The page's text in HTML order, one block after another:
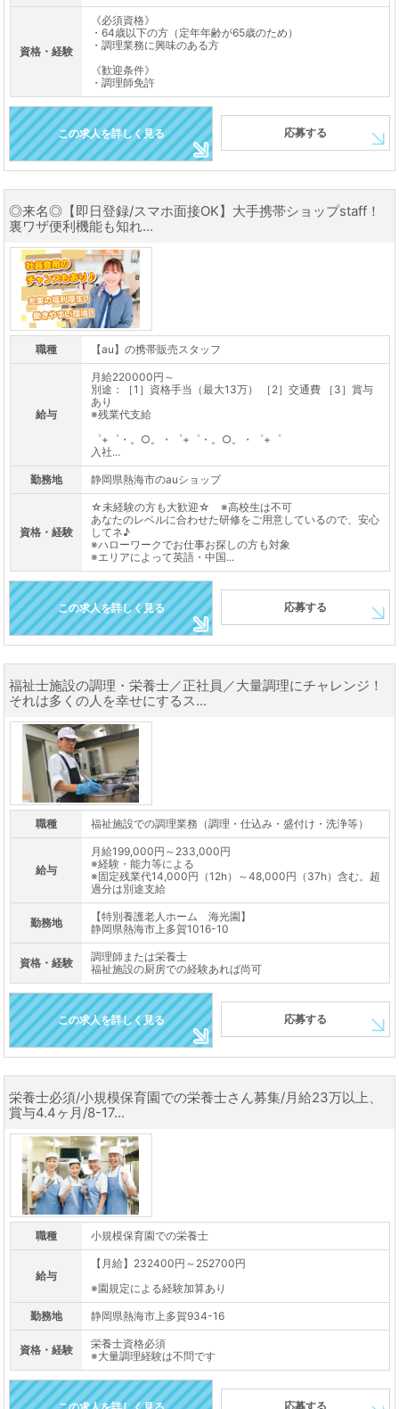
資格・経験
《必須資格》
・64歳以下の方（定年年齢が65歳のため）
・調理業務に興味のある方
《歓迎条件》
・調理師免許
この求人を詳しく見る 応募する
◎来名◎【即日登録/スマホ面接OK】大手携帯ショップstaff！
裏ワザ便利機能も知れ...
職種 【au】の携帯販売スタッフ
給与
月給220000円～
別途：［1］資格手当（最大13万） ［2］交通費 ［3］賞与
あり
※残業代支給
゜+゜・。○。・゜+゜・。○。・゜+゜
入社...
勤務地 静岡県熱海市のauショップ
資格・経験
☆未経験の方も大歓迎☆ ※高校生は不可
あなたのレベルに合わせた研修をご用意しているので、安心
してネ♪
※ハローワークでお仕事お探しの方も対象
※エリアによって英語・中国...
この求人を詳しく見る 応募する
福祉士施設の調理・栄養士／正社員／大量調理にチャレンジ！
それは多くの人を幸せにするス...
職種 福祉施設での調理業務（調理・仕込み・盛付け・洗浄等）
給与
月給199,000円～233,000円
※経験・能力等による
※固定残業代14,000円（12h）～48,000円（37h）含む。超
過分は別途支給
勤務地
【特別養護老人ホーム 海光園】
静岡県熱海市上多賀1016-10
資格・経験
調理師または栄養士
福祉施設の厨房での経験あれば尚可
この求人を詳しく見る 応募する
栄養士必須/小規模保育園での栄養士さん募集/月給23万以上、
賞与4.4ヶ月/8-17...
職種 小規模保育園での栄養士
給与
【月給】232400円～252700円
※園規定による経験加算あり
勤務地 静岡県熱海市上多賀934-16
資格・経験
栄養士資格必須
※大量調理経験は不問です
応募する